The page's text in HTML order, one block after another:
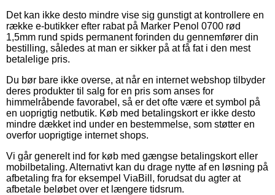
Det kan ikke desto mindre vise sig gunstigt at kontrollere en
række e-butikker efter rabat på Marker Penol 0700 rød
1,5mm rund spids permanent forinden du gennemfører din
bestilling, således at man er sikker på at få fat i den mest
betalelige pris.
Du bør bare ikke overse, at når en internet webshop tilbyder
deres produkter til salg for en pris som anses for
himmelråbende favorabel, så er det ofte være et symbol på
en uoprigtig netbutik. Køb med betalingskort er ikke desto
mindre dækket ind under en bestemmelse, som støtter en
overfor uoprigtige internet shops.
Vi går generelt ind for køb med gængse betalingskort eller
mobilbetaling. Alternativt kan du drage nytte af en løsning på
afbetaling fra for eksempel ViaBill, forudsat du agter at
afbetale beløbet over et længere tidsrum.